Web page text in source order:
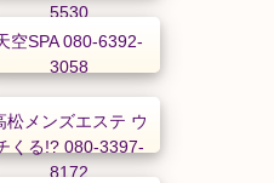
5530
空SPA 080-6392-
3058
松メンズエステ ウ
くる!? 080-3397-
8172